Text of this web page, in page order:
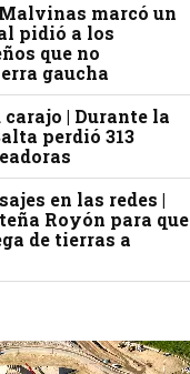
marcó un
pidió a los
que no
gaucha
| Durante la
perdió 313
en las redes |
Royón para que
de tierras a